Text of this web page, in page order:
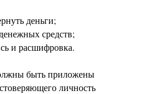
деньги;
средств;
и расшифровка.
быть приложены
личность